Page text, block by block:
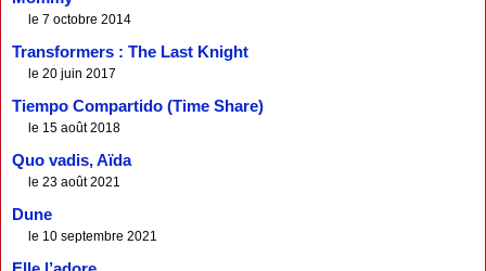
le 7 octobre 2014
Transformers : The Last Knight
le 20 juin 2017
Tiempo Compartido (Time Share)
le 15 août 2018
Quo vadis, Aïda
le 23 août 2021
Dune
le 10 septembre 2021